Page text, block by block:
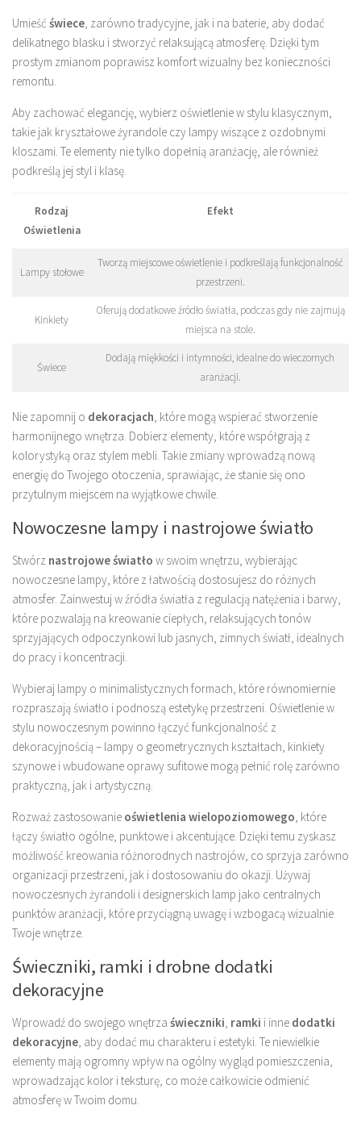
Umieść świece , zarówno tradycyjne, jak i na baterie, aby dodać
delikatnego blasku i stworzyć relaksującą atmosferę. Dzięki tym
prostym zmianom poprawisz komfort wizualny bez konieczności
remontu.
Aby zachować elegancję, wybierz oświetlenie w stylu klasycznym,
takie jak kryształowe żyrandole czy lampy wiszące z ozdobnymi
kloszami. Te elementy nie tylko dopełnią aranżację, ale również
podkreślą jej styl i klasę.
Rodzaj
Oświetlenia
Efekt
Lampy stołowe
Tworzą miejscowe oświetlenie i podkreślają funkcjonalność
przestrzeni.
Kinkiety
Oferują dodatkowe źródło światła, podczas gdy nie zajmują
miejsca na stole.
Świece
Dodają miękkości i intymności, idealne do wieczornych
aranżacji.
Nie zapomnij o dekoracjach, które mogą wspierać stworzenie
harmonijnego wnętrza. Dobierz elementy, które współgrają z
kolorystyką oraz stylem mebli. Takie zmiany wprowadzą nową
energię do Twojego otoczenia, sprawiając, że stanie się ono
przytulnym miejscem na wyjątkowe chwile.
Nowoczesne lampy i nastrojowe światło
Stwórz nastrojowe światło w swoim wnętrzu, wybierając
nowoczesne lampy, które z łatwością dostosujesz do różnych
atmosfer. Zainwestuj w źródła światła z regulacją natężenia i barwy,
które pozwalają na kreowanie ciepłych, relaksujących tonów
sprzyjających odpoczynkowi lub jasnych, zimnych światł, idealnych
do pracy i koncentracji.
Wybieraj lampy o minimalistycznych formach, które równomiernie
rozpraszają światło i podnoszą estetykę przestrzeni. Oświetlenie w
stylu nowoczesnym powinno łączyć funkcjonalność z
dekoracyjnością – lampy o geometrycznych kształtach, kinkiety
szynowe i wbudowane oprawy sufitowe mogą pełnić rolę zarówno
praktyczną, jak i artystyczną.
Rozważ zastosowanie oświetlenia wielopoziomowego, które
łączy światło ogólne, punktowe i akcentujące. Dzięki temu zyskasz
możliwość kreowania różnorodnych nastrojów, co sprzyja zarówno
organizacji przestrzeni, jak i dostosowaniu do okazji. Używaj
nowoczesnych żyrandoli i designerskich lamp jako centralnych
punktów aranżacji, które przyciągną uwagę i wzbogacą wizualnie
Twoje wnętrze.
Świeczniki, ramki i drobne dodatki
dekoracyjne
Wprowadź do swojego wnętrza świeczniki, ramki i inne dodatki
dekoracyjne, aby dodać mu charakteru i estetyki. Te niewielkie
elementy mają ogromny wpływ na ogólny wygląd pomieszczenia,
wprowadzając kolor i teksturę, co może całkowicie odmienić
atmosferę w Twoim domu.